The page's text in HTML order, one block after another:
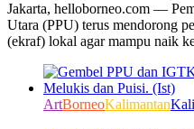
Jakarta, helloborneo.com —
Utara (PPU) terus mendorong
(ekraf) lokal agar mampu naik
ArtBorneoKalimantan